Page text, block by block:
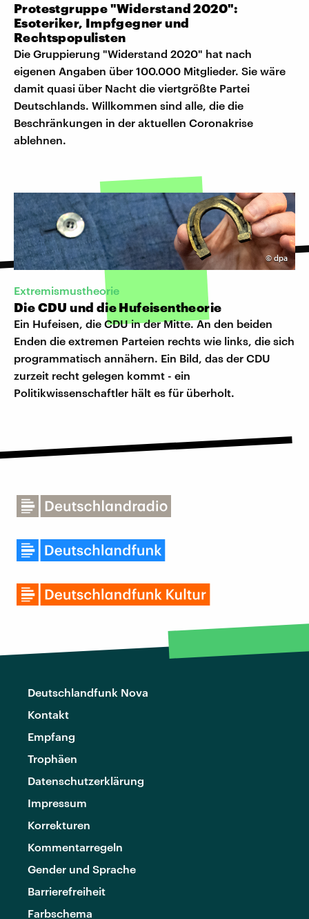
Protestgruppe "Widerstand 2020":
Esoteriker, Impfgegner und
Rechtspopulisten
Die Gruppierung "Widerstand 2020" hat nach
eigenen Angaben über 100.000 Mitglieder. Sie wäre
damit quasi über Nacht die viertgrößte Partei
Deutschlands. Willkommen sind alle, die die
Beschränkungen in der aktuellen Coronakrise
ablehnen.
© dpa
Extremismustheorie
Die CDU und die Hufeisentheorie
Ein Hufeisen, die CDU in der Mitte. An den beiden
Enden die extremen Parteien rechts wie links, die sich
programmatisch annähern. Ein Bild, das der CDU
zurzeit recht gelegen kommt - ein
Politikwissenschaftler hält es für überholt.
Deutschlandfunk Nova
Kontakt
Empfang
Trophäen
Datenschutzerklärung
Impressum
Korrekturen
Kommentarregeln
Gender und Sprache
Barrierefreiheit
Farbschema